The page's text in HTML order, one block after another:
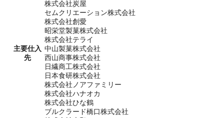
主要仕入
先
株式会社炭屋
セムクリエーション株式会社
株式会社創愛
昭栄堂製菓株式会社
株式会社テライ
中山製菓株式会社
西山商事株式会社
日繊商工株式会社
日本食研株式会社
株式会社ノアファミリー
株式会社ハナオカ
株式会社ひな鶴
ブルクラード橋口株式会社